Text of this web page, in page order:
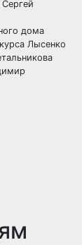
Сергей
дома
Лысенко